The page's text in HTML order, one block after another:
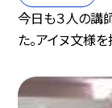
今日も３人の講
た。アイヌ文様